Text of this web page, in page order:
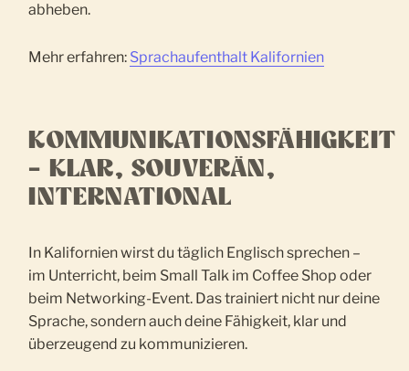
abheben.
Mehr erfahren: Sprachaufenthalt Kalifornien
KOMMUNIKATIONSFÄHIGKEIT
– KLAR, SOUVERÄN,
INTERNATIONAL
In Kalifornien wirst du täglich Englisch sprechen –
im Unterricht, beim Small Talk im Coffee Shop oder
beim Networking-Event. Das trainiert nicht nur deine
Sprache, sondern auch deine Fähigkeit, klar und
überzeugend zu kommunizieren.